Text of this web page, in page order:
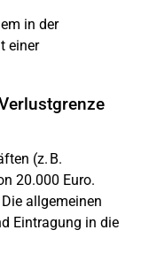
in der
einer
(z. B.
20.000 Euro.
allgemeinen
Eintragung in die